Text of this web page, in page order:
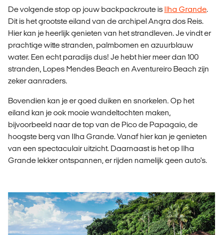
De volgende stop op jouw backpackroute is Ilha Grande.
Dit is het grootste eiland van de archipel Angra dos Reis.
Hier kan je heerlijk genieten van het strandleven. Je vindt er
prachtige witte stranden, palmbomen en azuurblauw
water. Een echt paradijs dus! Je hebt hier meer dan 100
stranden, Lopes Mendes Beach en Aventureiro Beach zijn
zeker aanraders.
Bovendien kan je er goed duiken en snorkelen. Op het
eiland kan je ook mooie wandeltochten maken,
bijvoorbeeld naar de top van de Pico de Papagaio, de
hoogste berg van Ilha Grande. Vanaf hier kan je genieten
van een spectaculair uitzicht. Daarnaast is het op Ilha
Grande lekker ontspannen, er rijden namelijk geen auto's.